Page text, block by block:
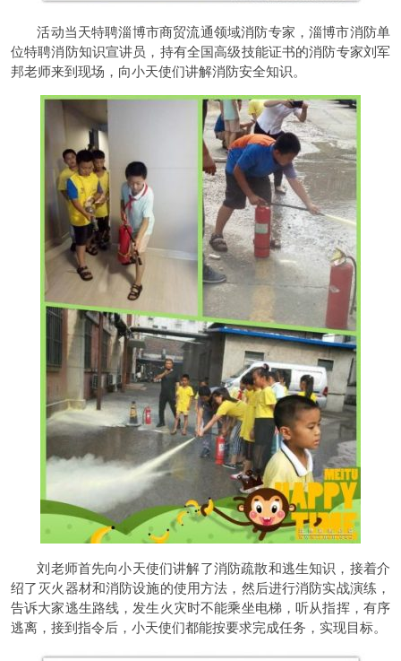
活动当天特聘淄博市商贸流通领域消防专家，淄博市消防单
位特聘消防知识宣讲员，持有全国高级技能证书的消防专家刘军
邦老师来到现场，向小天使们讲解消防安全知识。
刘老师首先向小天使们讲解了消防疏散和逃生知识，接着介
绍了灭火器材和消防设施的使用方法，然后进行消防实战演练，
告诉大家逃生路线，发生火灾时不能乘坐电梯，听从指挥，有序
逃离，接到指令后，小天使们都能按要求完成任务，实现目标。